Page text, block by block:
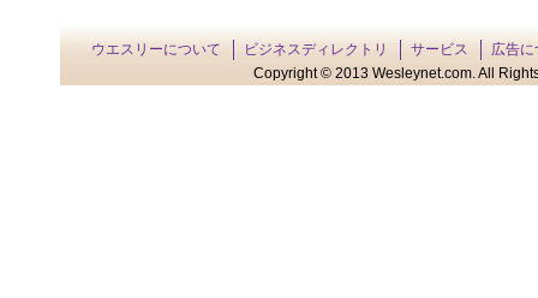
ウエスリーについて ビジネスディレクトリ サービス
広告に
Copyright © 2013 Wesleynet.com. All